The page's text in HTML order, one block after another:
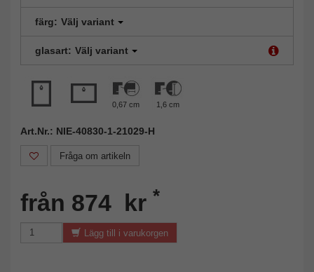
färg: Välj variant
glasart: Välj variant
0,67 cm 1,6 cm
Art.Nr.: NIE-40830-1-21029-H
Fråga om artikeln
från 874 kr *
Lägg till i varukorgen